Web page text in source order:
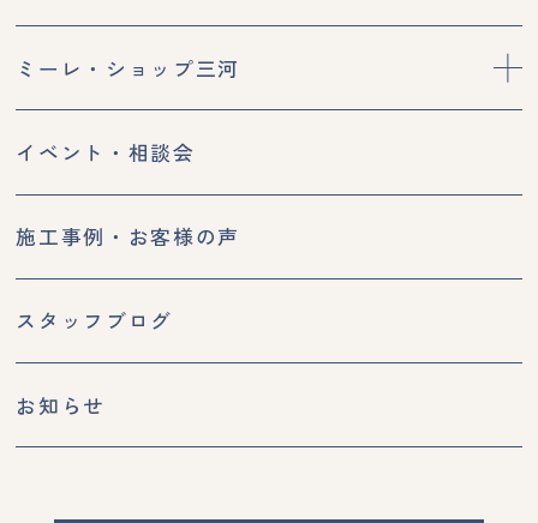
ミーレ・ショップ三河
イベント・相談会
施工事例・お客様の声
スタッフブログ
お知らせ